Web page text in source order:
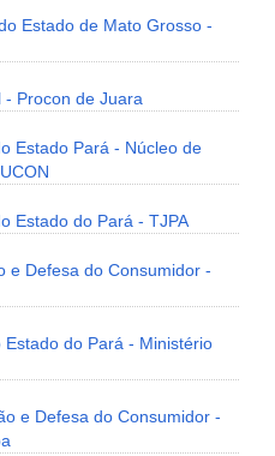
Estado de Mato Grosso -
- Procon de Juara
Estado Pará - Núcleo de
Estado do Pará - TJPA
e Defesa do Consumidor -
Estado do Pará - Ministério
e Defesa do Consumidor -